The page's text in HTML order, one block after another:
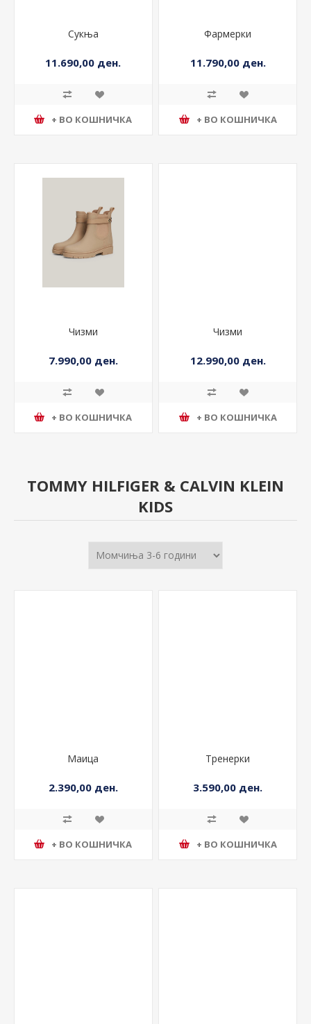
Сукња
11.690,00 ден.
+ ВО КОШНИЧКА
Фармерки
11.790,00 ден.
+ ВО КОШНИЧКА
Чизми
7.990,00 ден.
+ ВО КОШНИЧКА
Чизми
12.990,00 ден.
+ ВО КОШНИЧКА
TOMMY HILFIGER & CALVIN KLEIN
KIDS
Маица
2.390,00 ден.
+ ВО КОШНИЧКА
Тренерки
3.590,00 ден.
+ ВО КОШНИЧКА